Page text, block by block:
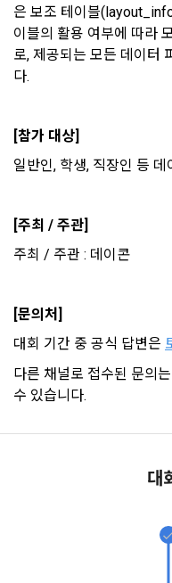
제 3 조 (효력의 발생 및
본 약관은 온라인을 통하
명, 사업자등록번호, 연락
면에 게시하거나 기타의
2. "회사"는 약관의규제등
자금융거래법, 전자서명법
관련법을 위배하지 않는
“별도약관”이 우선하여 적
4. “회사”의 영업상 중요
유가 있을 때, 약관을 변
적용일자 및 개정사유를
이지의 공지게시판에 그
며, 정책 또한 개정될 시
“회사” 홈페이지의 공지
6. "회원"은 변경된 약관
경된 약관이 공지된 지
간의 상호 연락, 구매 및
방지와 비인가 사용방지
규 서비스 개발을 위한 통
를 위한 데이터 분석
가. 수집하는 개인정보의 항
필수 항목 : 아이디, 비밀번
데이콘 내의 개별 서비스
서비스의 이용자에 한해
시점에서 이용자에게 ‘
집 및 이용목적, 개인정보
은 보조 테이블
이블의 활용 여부에 따라
로, 제공되는 모든 데이터
다.
[참가 대상]
일반인, 학생, 직장인 등
[주최 / 주관]
주최 / 주관 : 데이콘
[문의처]
대회 기간 중 공식 답변은
다른 채널로 접수된 문의
수 있습니다.
대